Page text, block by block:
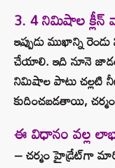
3. 4 నిమిషాల క్లీన్
ఇప్పుడు ముఖాన్ని
చేయాలి. ఇది నూనె
నిమిషాల పాటు చల్లటి
కుదించబడతాయి,
ఈ విధానం వల్ల
– చర్మం హైడ్రేట్‌గా